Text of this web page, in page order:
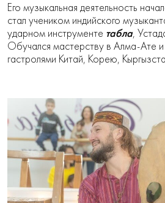
Его музыкальная деятельность
стал учеником индийского
ударном инструменте табла,
Обучался мастерству в Алма-Ате
гастролями Китай, Корею,